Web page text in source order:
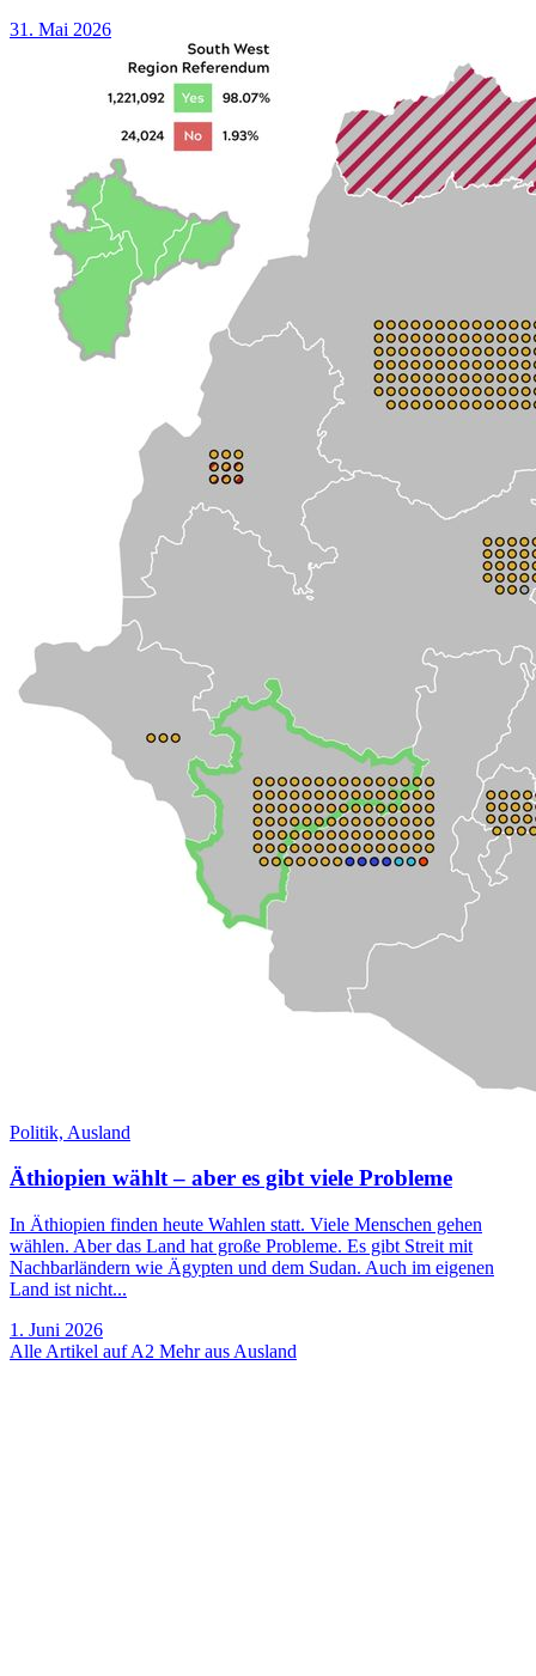
31. Mai 2026
Politik, Ausland
Äthiopien wählt – aber es gibt viele Probleme
In Äthiopien finden heute Wahlen statt. Viele Menschen gehen
wählen. Aber das Land hat große Probleme. Es gibt Streit mit
Nachbarländern wie Ägypten und dem Sudan. Auch im eigenen
Land ist nicht...
1. Juni 2026
Alle Artikel auf A2 Mehr aus Ausland